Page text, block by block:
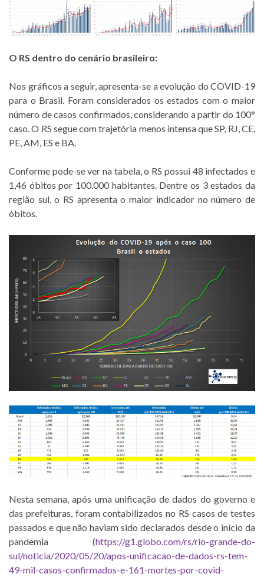
O RS dentro do cenário brasileiro:
Nos gráficos a seguir, apresenta-se a evolução do COVID-19
para o Brasil. Foram considerados os estados com o maior
número de casos confirmados, considerando a partir do 100°
caso. O RS segue com trajetória menos intensa que SP, RJ, CE,
PE, AM, ES e BA.
Conforme pode-se ver na tabela, o RS possui 48 infectados e
1,46 óbitos por 100.000 habitantes. Dentre os 3 estados da
região sul, o RS apresenta o maior indicador no número de
óbitos.
Nesta semana, após uma unificação de dados do governo e
das prefeituras, foram contabilizados no RS casos de testes
passados e que não haviam sido declarados desde o início da
pandemia (https://g1.globo.com/rs/rio-grande-do-
sul/noticia/2020/05/20/apos-unificacao-de-dados-rs-tem-
49-mil-casos-confirmados-e-161-mortes-por-covid-